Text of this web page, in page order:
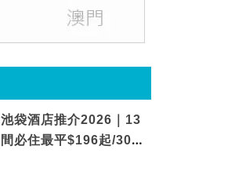
池袋酒店推介2026｜13
間必住最平$196起/30秒